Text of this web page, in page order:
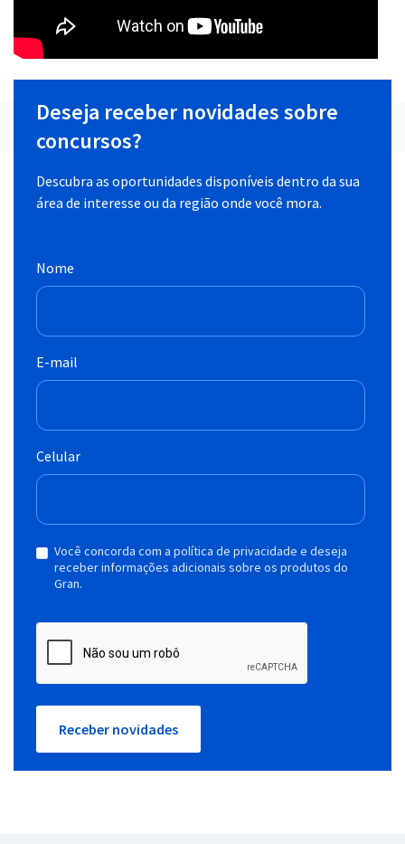
Deseja receber novidades sobre
concursos?
Descubra as oportunidades disponíveis dentro da sua
área de interesse ou da região onde você mora.
Nome
E-mail
Celular
Você concorda com a política de privacidade e deseja
receber informações adicionais sobre os produtos do
Gran.
Receber novidades